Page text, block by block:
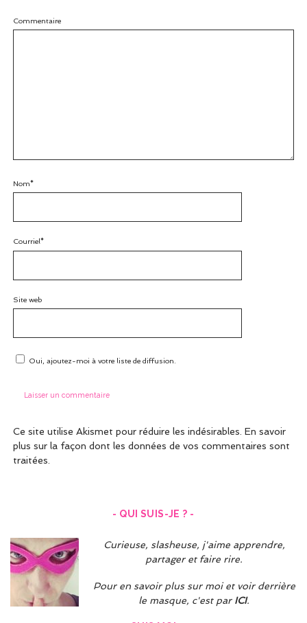
Commentaire
Nom*
Courriel*
Site web
Oui, ajoutez-moi à votre liste de diffusion.
Ce site utilise Akismet pour réduire les indésirables. En savoir
plus sur la façon dont les données de vos commentaires sont
traitées
- QUI SUIS-JE ? -
Curieuse, slasheuse, j'aime apprendre,
partager et faire rire.
Pour en savoir plus sur moi et voir derrière
le masque, c'est par ICI.